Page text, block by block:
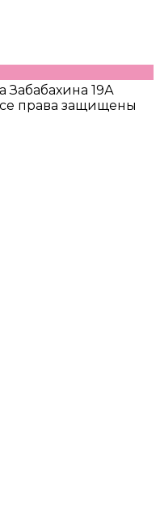
Забабахина 19А
права защищены